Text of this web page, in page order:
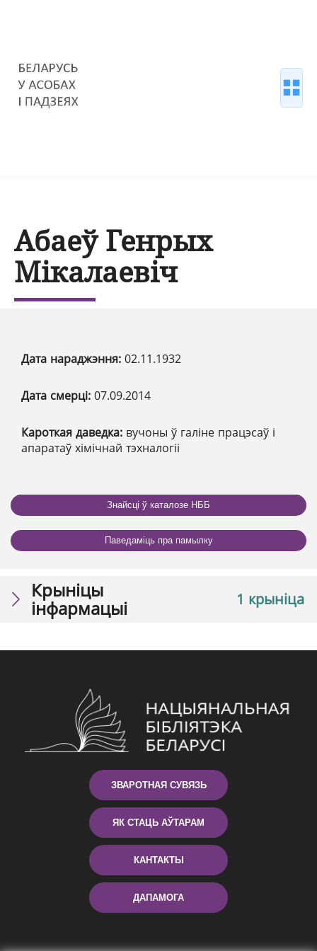
Абаеў Генрых
Мікалаевіч
Дата нараджэння: 02.11.1932
Дата смерці: 07.09.2014
Кароткая даведка: вучоны ў галіне працэсаў і
апаратаў хімічнай тэхналогіі
Знайсці ў каталозе НББ
Паведаміць пра памылку
1 крыніца
Крыніцы
інфармацыі
ЗВАРОТНАЯ СУВЯЗЬ
ЯК СТАЦЬ АЎТАРАМ
КАНТАКТЫ
ДАПАМОГА